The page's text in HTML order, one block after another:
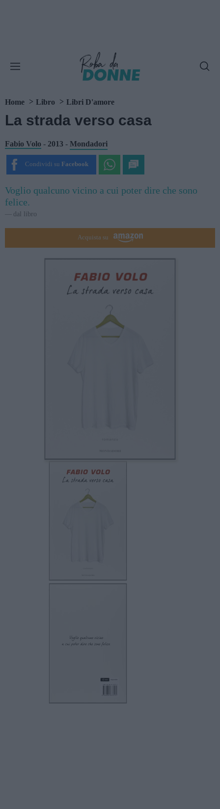
Home Libro Libri D'amore
La strada verso casa
Fabio Volo - 2013 - Mondadori
Condividi su Facebook
Voglio qualcuno vicino a cui poter dire che sono
felice.
dal libro
Acquista su